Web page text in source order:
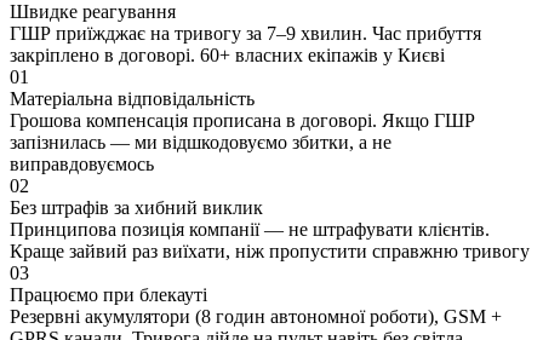
Швидке реагування
ГШР приїжджає на тривогу за 7–9 хвилин. Час прибуття
закріплено в договорі. 60+ власних екіпажів у Києві
01
Матеріальна відповідальність
Грошова компенсація прописана в договорі. Якщо ГШР
запізнилась — ми відшкодовуємо збитки, а не
виправдовуємось
02
Без штрафів за хибний виклик
Принципова позиція компанії — не штрафувати клієнтів.
Краще зайвий раз виїхати, ніж пропустити справжню тривогу
03
Працюємо при блекауті
Резервні акумулятори (8 годин автономної роботи), GSM +